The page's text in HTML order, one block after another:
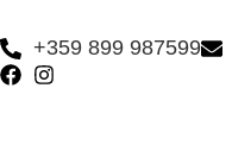
+359 899 987599